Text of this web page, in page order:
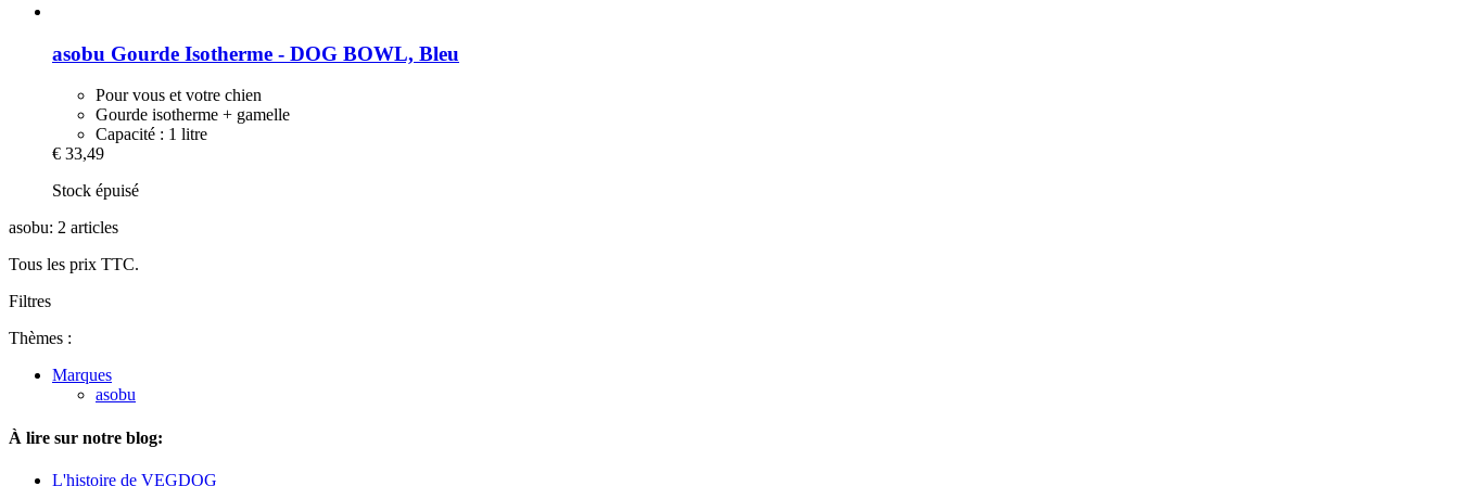
asobu Gourde Isotherme -​ DOG BOWL, Bleu
Pour vous et votre chien
Gourde isotherme + gamelle
Capacité : 1 litre
€ 33,49
Stock épuisé
asobu: 2 articles
Tous les prix TTC.
Filtres
Thèmes :
Marques
asobu
À lire sur notre blog:
L'histoire de VEGDOG